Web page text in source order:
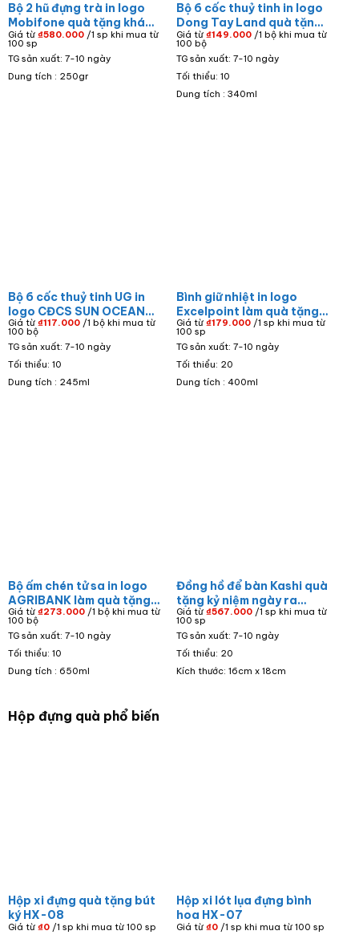
Bộ 2 hũ đựng trà in logo
Mobifone quà tặng khách
hàng men màu họa tiết
decal vàng HDT-01
Giá từ ₫580.000/1 sp khi mua từ
100 sp
TG sản xuất: 7-10 ngày
Dung tích : 250gr
Bộ 6 cốc thuỷ tinh in logo
Dong Tay Land quà tặng
khách hàng dáng bầu
340ml LTT-74
Giá từ₫149.000 /1 bộ khi mua từ
100 bộ
TG sản xuất: 7-10 ngày
Tối thiểu: 10
Dung tích : 340ml
Bộ 6 cốc thuỷ tinh UG in
logo CĐCS SUN OCEAN
dáng trụ dung tích 245ml
LTT-80
Giá từ ₫117.000/1 bộ khi mua từ
100 bộ
TG sản xuất: 7-10 ngày
Tối thiểu: 10
Dung tích : 245ml
Bình giữ nhiệt in logo
Excelpoint làm quà tặng
khách hàng màu xám nắp
gỗ dung tích 400ml BGN-
13
Giá từ₫179.000 /1 sp khi mua từ
100 sp
TG sản xuất: 7-10 ngày
Tối thiểu: 20
Dung tích : 400ml
Bộ ấm chén tử sa in logo
AGRIBANK làm quà tặng
doanh nghiệp dáng bầu
tròn màu nâu AC-09
Giá từ ₫273.000/1 bộ khi mua từ
100 bộ
TG sản xuất: 7-10 ngày
Tối thiểu: 10
Dung tích : 650ml
Đồng hồ để bàn Kashi quà
tặng kỷ niệm ngày ra
trường in logo Trường
PTTH Sào Nam đế gỗ
ĐHĐB-01
Giá từ₫567.000 /1 sp khi mua từ
100 sp
TG sản xuất: 7-10 ngày
Tối thiểu: 20
Kích thước: 16cm x 18cm
Hộp đựng quà phổ biến
Hộp xi đựng quà tặng bút
ký HX-08
Giá từ ₫0/1 sp khi mua từ 100 sp
Hộp xi lót lụa đựng bình
hoa HX-07
Giá từ₫0 /1 sp khi mua từ 100 sp